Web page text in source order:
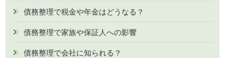
債務整理で税金や年金はどうなる？
債務整理で家族や保証人への影響
債務整理で会社に知られる？